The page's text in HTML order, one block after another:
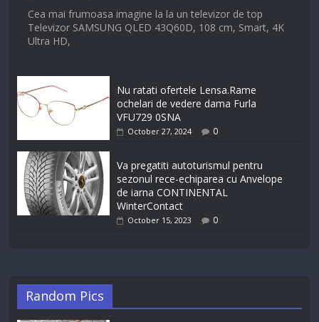
Cea mai frumoasa imagine la la un televizor de top
Televizor SAMSUNG QLED 43Q60D, 108 cm, Smart, 4K
Ultra HD,
Nu ratati ofertele Lensa.Rame
ochelari de vedere dama Furla
VFU729 0SNA
October 27, 2024 0
Va pregatiti autoturismul pentru
sezonul rece-echiparea cu Anvelope
de iarna CONTINENTAL
WinterContact
October 15, 2023 0
Random Pics